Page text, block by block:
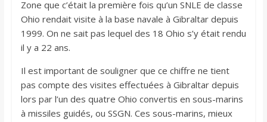
Zone que c’était la première fois qu’un SNLE de classe
Ohio rendait visite à la base navale à Gibraltar depuis
1999. On ne sait pas lequel des 18 Ohio s’y était rendu
il y a 22 ans.
Il est important de souligner que ce chiffre ne tient
pas compte des visites effectuées à Gibraltar depuis
lors par l’un des quatre Ohio convertis en sous-marins
à missiles guidés, ou SSGN. Ces sous-marins, mieux